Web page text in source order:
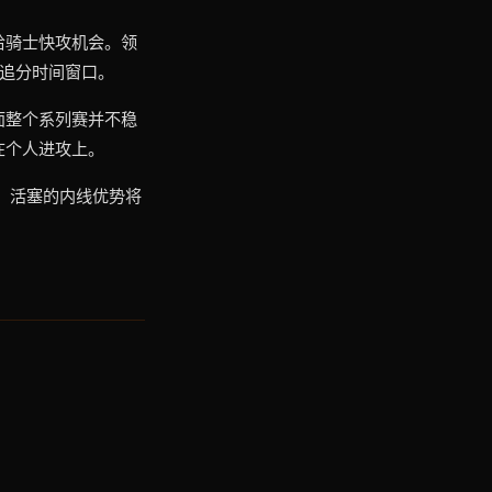
士快攻机会。领
时间窗口。
个系列赛并不稳
人进攻上。
活塞的内线优势将